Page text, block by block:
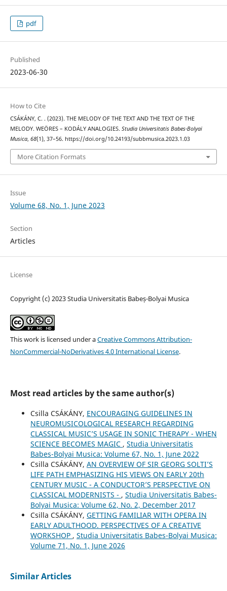
pdf
Published
2023-06-30
How to Cite
CSÁKÁNY, C. . (2023). THE MELODY OF THE TEXT AND THE TEXT OF THE
MELODY. WEÖRES – KODÁLY ANALOGIES. Studia Universitatis Babes-Bolyai
Musica, 68(1), 37–56. https://doi.org/10.24193/subbmusica.2023.1.03
More Citation Formats
Issue
Volume 68, No. 1, June 2023
Section
Articles
License
Copyright (c) 2023 Studia Universitatis Babeș-Bolyai Musica
This work is licensed under aCreative Commons Attribution-
NonCommercial-NoDerivatives 4.0 International License.
Most read articles by the same author(s)
Csilla CSÁKÁNY, ENCOURAGING GUIDELINES IN
NEUROMUSICOLOGICAL RESEARCH REGARDING
CLASSICAL MUSIC’S USAGE IN SONIC THERAPY - WHEN
SCIENCE BECOMES MAGIC , Studia Universitatis
Babes-Bolyai Musica: Volume 67, No. 1, June 2022
Csilla CSÁKÁNY, AN OVERVIEW OF SIR GEORG SOLTI’S
LIFE PATH EMPHASIZING HIS VIEWS ON EARLY 20th
CENTURY MUSIC - A CONDUCTOR’S PERSPECTIVE ON
CLASSICAL MODERNISTS - , Studia Universitatis Babes-
Bolyai Musica: Volume 62, No. 2, December 2017
Csilla CSÁKÁNY, GETTING FAMILIAR WITH OPERA IN
EARLY ADULTHOOD. PERSPECTIVES OF A CREATIVE
WORKSHOP , Studia Universitatis Babes-Bolyai Musica:
Volume 71, No. 1, June 2026
Similar Articles